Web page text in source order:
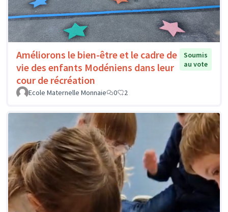
Améliorons le bien-être et le cadre de
vie des enfants Modéniens dans leur
cour de récréation
Soumis
au vote
Ecole Maternelle Monnaie 0 2